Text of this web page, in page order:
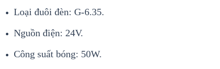
Loại đuôi đèn: G-6.35.
Nguồn điện: 24V.
Công suất bóng: 50W.